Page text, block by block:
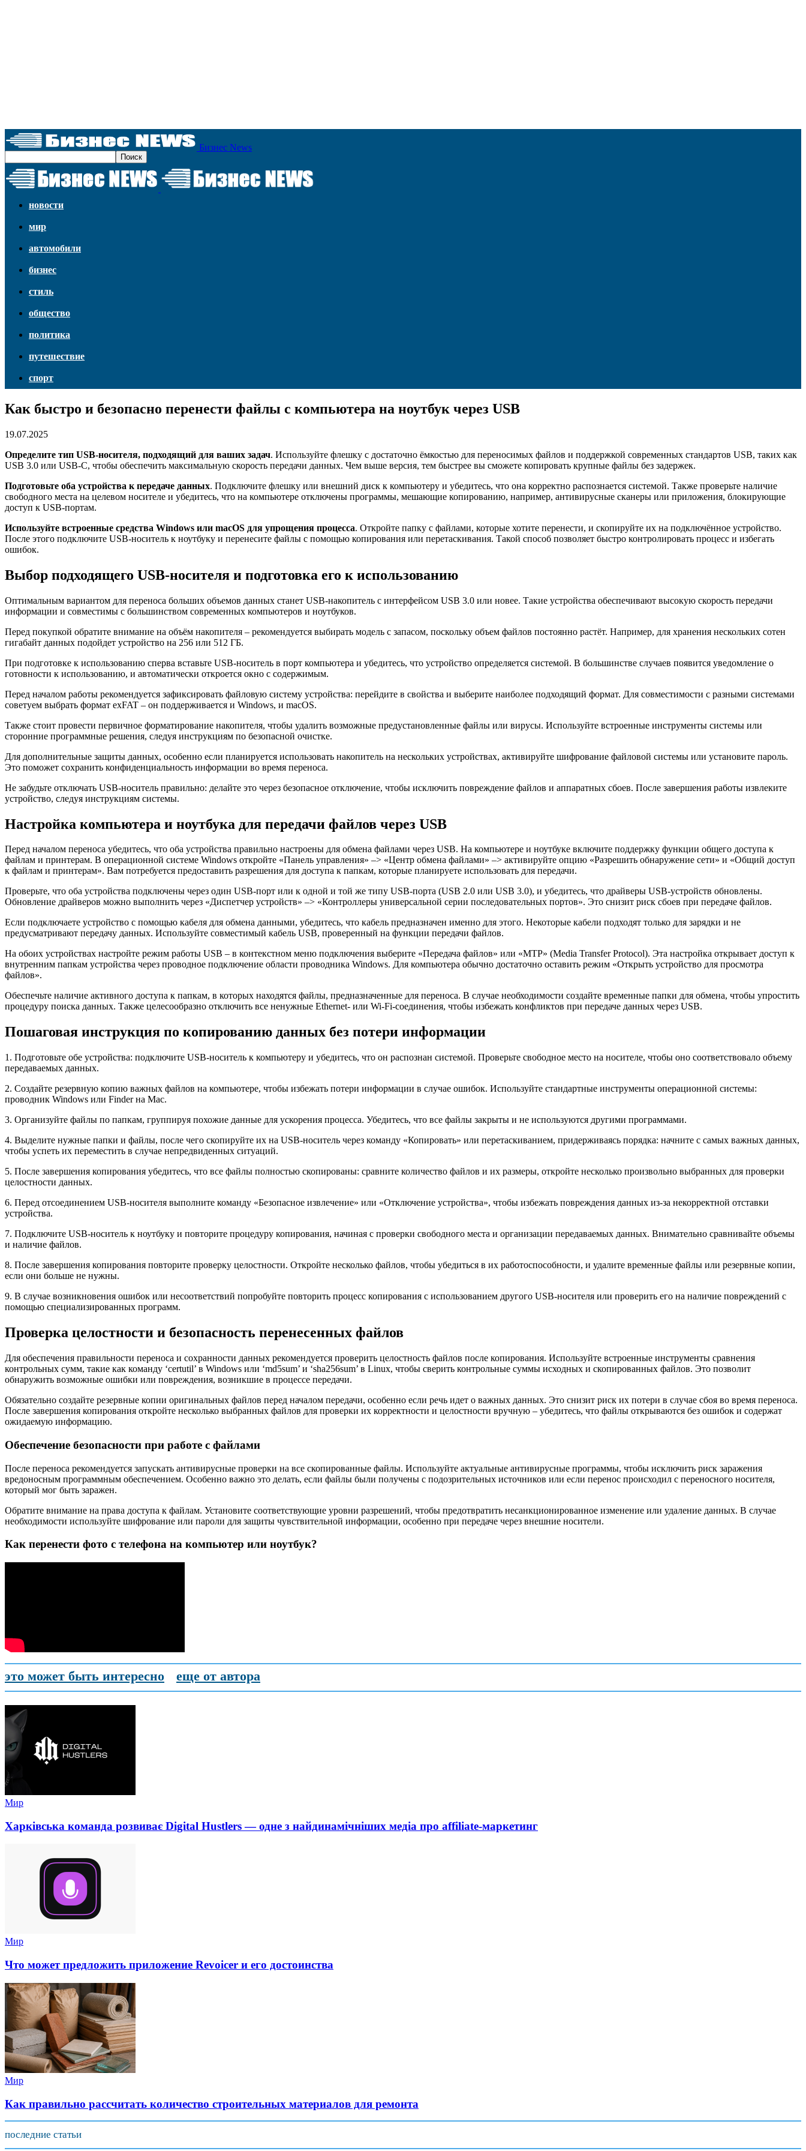
Бизнес News
новости
мир
автомобили
бизнес
стиль
общество
политика
путешествие
спорт
Как быстро и безопасно перенести файлы с компьютера на ноутбук через USB
19.07.2025
Определите тип USB-носителя, подходящий для ваших задач. Используйте флешку с достаточно ёмкостью для переносимых файлов и поддержкой современных стандартов USB, таких как
USB 3.0 или USB-C, чтобы обеспечить максимальную скорость передачи данных. Чем выше версия, тем быстрее вы сможете копировать крупные файлы без задержек.
Подготовьте оба устройства к передаче данных. Подключите флешку или внешний диск к компьютеру и убедитесь, что она корректно распознается системой. Также проверьте наличие
свободного места на целевом носителе и убедитесь, что на компьютере отключены программы, мешающие копированию, например, антивирусные сканеры или приложения, блокирующие
доступ к USB-портам.
Используйте встроенные средства Windows или macOS для упрощения процесса. Откройте папку с файлами, которые хотите перенести, и скопируйте их на подключённое устройство.
После этого подключите USB-носитель к ноутбуку и перенесите файлы с помощью копирования или перетаскивания. Такой способ позволяет быстро контролировать процесс и избегать
ошибок.
Выбор подходящего USB-носителя и подготовка его к использованию
Оптимальным вариантом для переноса больших объемов данных станет USB-накопитель с интерфейсом USB 3.0 или новее. Такие устройства обеспечивают высокую скорость передачи
информации и совместимы с большинством современных компьютеров и ноутбуков.
Перед покупкой обратите внимание на объём накопителя – рекомендуется выбирать модель с запасом, поскольку объем файлов постоянно растёт. Например, для хранения нескольких сотен
гигабайт данных подойдет устройство на 256 или 512 ГБ.
При подготовке к использованию сперва вставьте USB-носитель в порт компьютера и убедитесь, что устройство определяется системой. В большинстве случаев появится уведомление о
готовности к использованию, и автоматически откроется окно с содержимым.
Перед началом работы рекомендуется зафиксировать файловую систему устройства: перейдите в свойства и выберите наиболее подходящий формат. Для совместимости с разными системами
советуем выбрать формат exFAT – он поддерживается и Windows, и macOS.
Также стоит провести первичное форматирование накопителя, чтобы удалить возможные предустановленные файлы или вирусы. Используйте встроенные инструменты системы или
сторонние программные решения, следуя инструкциям по безопасной очистке.
Для дополнительные защиты данных, особенно если планируется использовать накопитель на нескольких устройствах, активируйте шифрование файловой системы или установите пароль.
Это поможет сохранить конфиденциальность информации во время переноса.
Не забудьте отключать USB-носитель правильно: делайте это через безопасное отключение, чтобы исключить повреждение файлов и аппаратных сбоев. После завершения работы извлеките
устройство, следуя инструкциям системы.
Настройка компьютера и ноутбука для передачи файлов через USB
Перед началом переноса убедитесь, что оба устройства правильно настроены для обмена файлами через USB. На компьютере и ноутбуке включите поддержку функции общего доступа к
файлам и принтерам. В операционной системе Windows откройте «Панель управления» –> «Центр обмена файлами» –> активируйте опцию «Разрешить обнаружение сети» и «Общий доступ
к файлам и принтерам». Вам потребуется предоставить разрешения для доступа к папкам, которые планируете использовать для передачи.
Проверьте, что оба устройства подключены через один USB-порт или к одной и той же типу USB-порта (USB 2.0 или USB 3.0), и убедитесь, что драйверы USB-устройств обновлены.
Обновление драйверов можно выполнить через «Диспетчер устройств» –> «Контроллеры универсальной серии последовательных портов». Это снизит риск сбоев при передаче файлов.
Если подключаете устройство с помощью кабеля для обмена данными, убедитесь, что кабель предназначен именно для этого. Некоторые кабели подходят только для зарядки и не
предусматривают передачу данных. Используйте совместимый кабель USB, проверенный на функции передачи файлов.
На обоих устройствах настройте режим работы USB – в контекстном меню подключения выберите «Передача файлов» или «MTP» (Media Transfer Protocol). Эта настройка открывает доступ к
внутренним папкам устройства через проводное подключение области проводника Windows. Для компьютера обычно достаточно оставить режим «Открыть устройство для просмотра
файлов».
Обеспечьте наличие активного доступа к папкам, в которых находятся файлы, предназначенные для переноса. В случае необходимости создайте временные папки для обмена, чтобы упростить
процедуру поиска данных. Также целесообразно отключить все ненужные Ethernet- или Wi-Fi-соединения, чтобы избежать конфликтов при передаче данных через USB.
Пошаговая инструкция по копированию данных без потери информации
1. Подготовьте обе устройства: подключите USB-носитель к компьютеру и убедитесь, что он распознан системой. Проверьте свободное место на носителе, чтобы оно соответствовало объему
передаваемых данных.
2. Создайте резервную копию важных файлов на компьютере, чтобы избежать потери информации в случае ошибок. Используйте стандартные инструменты операционной системы:
проводник Windows или Finder на Mac.
3. Организуйте файлы по папкам, группируя похожие данные для ускорения процесса. Убедитесь, что все файлы закрыты и не используются другими программами.
4. Выделите нужные папки и файлы, после чего скопируйте их на USB-носитель через команду «Копировать» или перетаскиванием, придерживаясь порядка: начните с самых важных данных,
чтобы успеть их переместить в случае непредвиденных ситуаций.
5. После завершения копирования убедитесь, что все файлы полностью скопированы: сравните количество файлов и их размеры, откройте несколько произвольно выбранных для проверки
целостности данных.
6. Перед отсоединением USB-носителя выполните команду «Безопасное извлечение» или «Отключение устройства», чтобы избежать повреждения данных из-за некорректной отставки
устройства.
7. Подключите USB-носитель к ноутбуку и повторите процедуру копирования, начиная с проверки свободного места и организации передаваемых данных. Внимательно сравнивайте объемы
и наличие файлов.
8. После завершения копирования повторите проверку целостности. Откройте несколько файлов, чтобы убедиться в их работоспособности, и удалите временные файлы или резервные копии,
если они больше не нужны.
9. В случае возникновения ошибок или несоответствий попробуйте повторить процесс копирования с использованием другого USB-носителя или проверить его на наличие повреждений с
помощью специализированных программ.
Проверка целостности и безопасность перенесенных файлов
Для обеспечения правильности переноса и сохранности данных рекомендуется проверить целостность файлов после копирования. Используйте встроенные инструменты сравнения
контрольных сумм, такие как команду ‘certutil’ в Windows или ‘md5sum’ и ‘sha256sum’ в Linux, чтобы сверить контрольные суммы исходных и скопированных файлов. Это позволит
обнаружить возможные ошибки или повреждения, возникшие в процессе передачи.
Обязательно создайте резервные копии оригинальных файлов перед началом передачи, особенно если речь идет о важных данных. Это снизит риск их потери в случае сбоя во время переноса.
После завершения копирования откройте несколько выбранных файлов для проверки их корректности и целостности вручную – убедитесь, что файлы открываются без ошибок и содержат
ожидаемую информацию.
Обеспечение безопасности при работе с файлами
После переноса рекомендуется запускать антивирусные проверки на все скопированные файлы. Используйте актуальные антивирусные программы, чтобы исключить риск заражения
вредоносным программным обеспечением. Особенно важно это делать, если файлы были получены с подозрительных источников или если перенос происходил с переносного носителя,
который мог быть заражен.
Обратите внимание на права доступа к файлам. Установите соответствующие уровни разрешений, чтобы предотвратить несанкционированное изменение или удаление данных. В случае
необходимости используйте шифрование или пароли для защиты чувствительной информации, особенно при передаче через внешние носители.
Как перенести фото с телефона на компьютер или ноутбук?
это может быть интересно еще от автора
Мир
Харківська команда розвиває Digital Hustlers — одне з найдинамічніших медіа про affiliate-маркетинг
Мир
Что может предложить приложение Revoicer и его достоинства
Мир
Как правильно рассчитать количество строительных материалов для ремонта
последние статьи